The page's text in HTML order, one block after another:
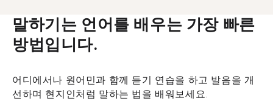
말하기는 언어를 배우는 가장 빠른
방법입니다.
어디에서나 원어민과 함께 듣기 연습을 하고 발음을 개
선하며 현지인처럼 말하는 법을 배워보세요.